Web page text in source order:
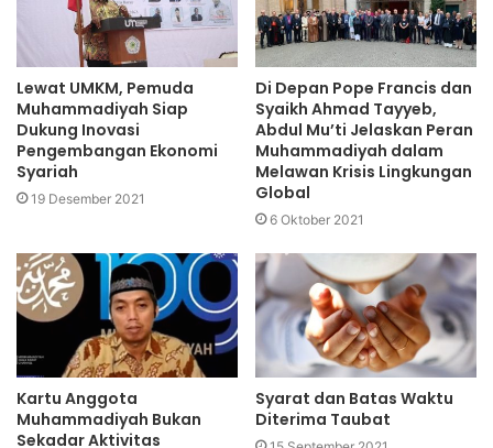
Lewat UMKM, Pemuda
Muhammadiyah Siap
Dukung Inovasi
Pengembangan Ekonomi
Syariah
19 Desember 2021
Di Depan Pope Francis dan
Syaikh Ahmad Tayyeb,
Abdul Mu’ti Jelaskan Peran
Muhammadiyah dalam
Melawan Krisis Lingkungan
Global
6 Oktober 2021
Kartu Anggota
Muhammadiyah Bukan
Sekadar Aktivitas
Syarat dan Batas Waktu
Diterima Taubat